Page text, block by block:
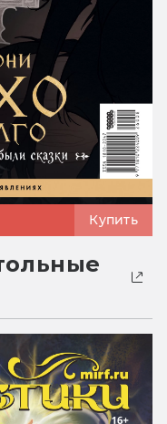
Купить